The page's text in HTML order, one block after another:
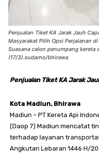
Penjualan Tiket KA Jarak Jauh
Masyarakat Pilih Opsi Perjalanan
Suasana calon penumpang kereta
(17/3).sudarno/bhirawa
Penjualan Tiket KA Jarak
Kota Madiun, Bhirawa
Madiun – PT Kereta Api
(Daop 7) Madiun mencatat
terhadap layanan
Angkutan Lebaran 1446 H/